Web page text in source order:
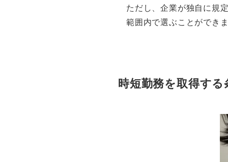
ただし、企業が独自に規
範囲内で選ぶことができ
時短勤務を取得する